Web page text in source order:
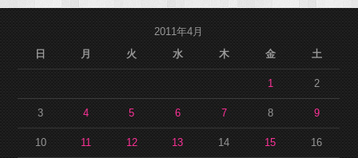
2011年4月
日
月 火 水 木 金 土
1 2
3 4 5 6 7 8 9
10 11 12 13 14 15 16